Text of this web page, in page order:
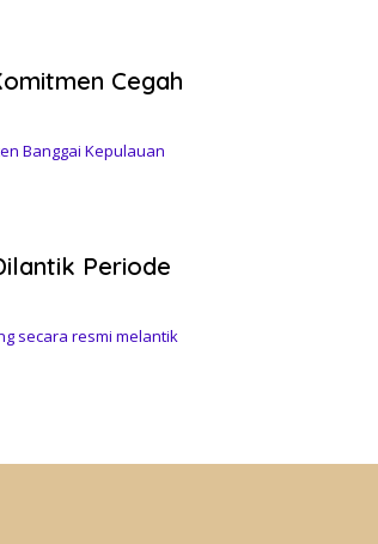
Cegah
Banggai Kepulauan
Periode
secara resmi melantik